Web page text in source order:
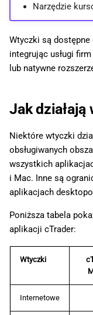
a
n
a
Narzędzie
Wtyczki są
integrując usługi
lub natywne
Jak działają
Niektóre wtyczki
obsługiwanych
wszystkich
i Mac. Inne są
aplikacjach
Poniższa tabela
aplikacji cTrader:
Wtyczki
Internetowe